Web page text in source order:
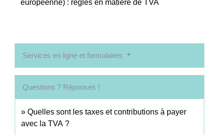
européenne) : règles en matière de TVA
Services en ligne et formulaires
Questions ? Réponses !
Quelles sont les taxes et contributions à payer
avec la TVA ?